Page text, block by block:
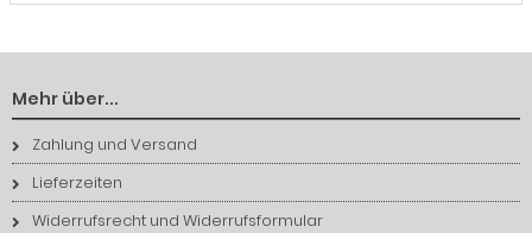
Mehr über...
Zahlung und Versand
Lieferzeiten
Widerrufsrecht und Widerrufsformular